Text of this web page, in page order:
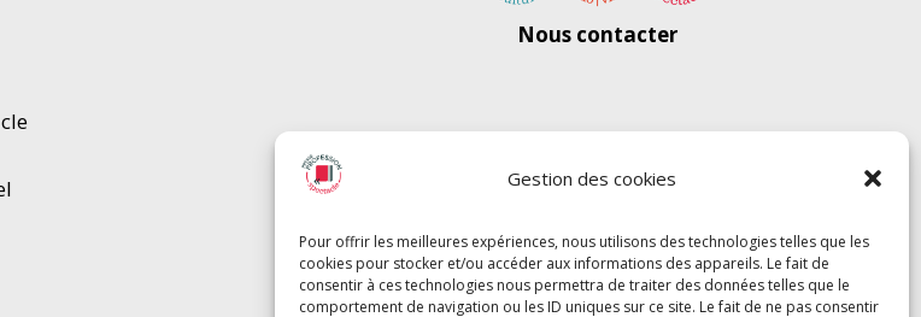
Gestion des cookies
Pour offrir les meilleures expériences, nous utilisons des technologies telles que les
cookies pour stocker et/ou accéder aux informations des appareils. Le fait de
consentir à ces technologies nous permettra de traiter des données telles que le
comportement de navigation ou les ID uniques sur ce site. Le fait de ne pas consentir
Nous contacter